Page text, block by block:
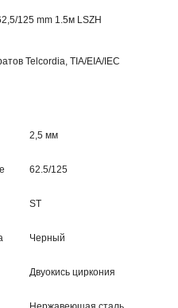
125 mm 1.5м LSZH
Telcordia, TIA/EIA/IEC
2,5 мм
62.5/125
ST
Черный
Двуокись циркония